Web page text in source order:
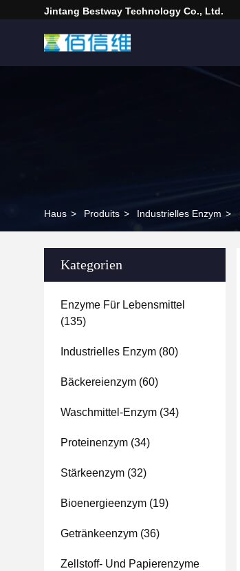
Jintang Bestway Technology Co., Ltd.
Haus > Produits > Industrielles Enzym >
Kategorien
Enzyme Für Lebensmittel
(135)
Industrielles Enzym (80)
Bäckereienzym (60)
Waschmittel-Enzym (34)
Proteinenzym (34)
Stärkeenzym (32)
Bioenergieenzym (19)
Getränkeenzym (36)
Zellstoff- Und Papierenzyme